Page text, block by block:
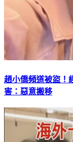
趙小僑頻道被盜
害：惡意搬移